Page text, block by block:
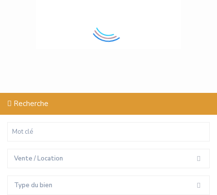
Recherche
Vente / Location
Type du bien